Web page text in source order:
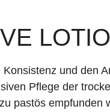
und den
Pflege der
pastös empfunden